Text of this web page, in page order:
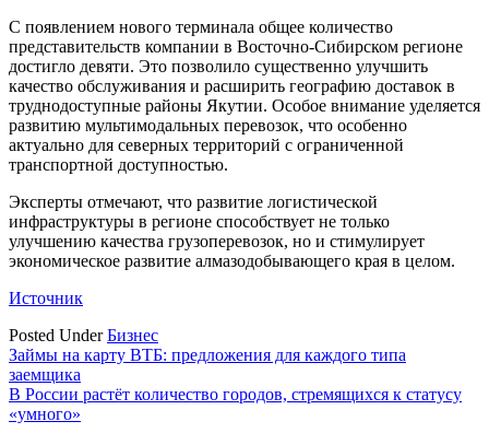
С появлением нового терминала общее количество
представительств компании в Восточно-Сибирском регионе
достигло девяти. Это позволило существенно улучшить
качество обслуживания и расширить географию доставок в
труднодоступные районы Якутии. Особое внимание уделяется
развитию мультимодальных перевозок, что особенно
актуально для северных территорий с ограниченной
транспортной доступностью.
Эксперты отмечают, что развитие логистической
инфраструктуры в регионе способствует не только
улучшению качества грузоперевозок, но и стимулирует
экономическое развитие алмазодобывающего края в целом.
Источник
Posted UnderБизнес
Навигация
по
записям
Займы на карту ВТБ: предложения для каждого типа
заемщика
В России растёт количество городов, стремящихся к статусу
«умного»